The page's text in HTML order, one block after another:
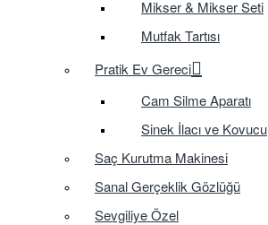
Mikser & Mikser Seti
Mutfak Tartısı
Pratik Ev Gereci
Cam Silme Aparatı
Sinek İlacı ve Kovucu
Saç Kurutma Makinesi
Sanal Gerçeklik Gözlüğü
Sevgiliye Özel